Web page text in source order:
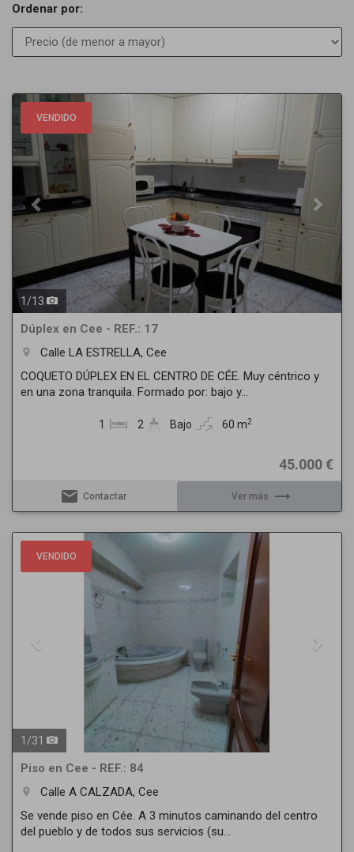
Ordenar por:
VENDIDO
Previous Next
1 /13
Dúplex en Cee - REF.: 17
room
Calle LA ESTRELLA, Cee
COQUETO DÚPLEX EN EL CENTRO DE CÉE. Muy céntrico y
en una zona tranquila. Formado por: bajo y...
1 2 Bajo 60 m2
45.000 €
email Contactar Ver más trending_flat
VENDIDO
Previous Next
1 /31
Piso en Cee - REF.: 84
room
Calle A CALZADA, Cee
Se vende piso en Cée. A 3 minutos caminando del centro
del pueblo y de todos sus servicios (su...